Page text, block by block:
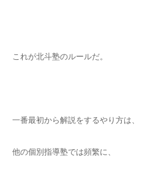
これが北斗塾のルールだ。
一番最初から解説をするやり方は、
他の個別指導塾では頻繁に、